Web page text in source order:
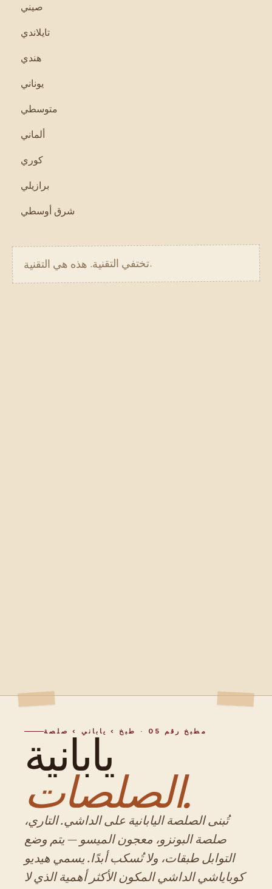
صيني
تايلاندي
هندي
يوناني
متوسطي
ألماني
كوري
برازيلي
شرق أوسطي
تختفي التقنية. هذه هي التقنية.
مطبخ رقم 05 · طبخ › ياباني › صلصة يابانية
الصلصات.
تُبنى الصلصة اليابانية على الداشي. التاري،
صلصة البونزو، معجون الميسو — يتم وضع
التوابل طبقات، ولا تُسكب أبدًا. يسمي هيديو
كوباياشي الداشي المكون الأكثر أهمية الذي لا